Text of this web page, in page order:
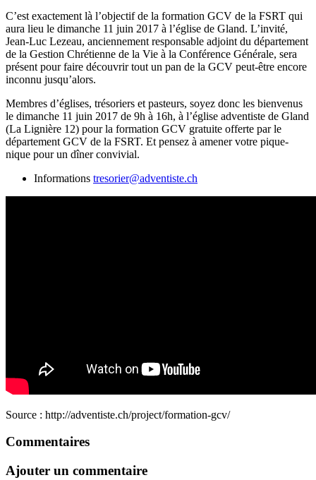
C’est exactement là l’objectif de la formation GCV de la FSRT qui
aura lieu le dimanche 11 juin 2017 à l’église de Gland. L’invité,
Jean-Luc Lezeau, anciennement responsable adjoint du département
de la Gestion Chrétienne de la Vie à la Conférence Générale, sera
présent pour faire découvrir tout un pan de la GCV peut-être encore
inconnu jusqu’alors.
Membres d’églises, trésoriers et pasteurs, soyez donc les bienvenus
le dimanche 11 juin 2017 de 9h à 16h, à l’église adventiste de Gland
(La Lignière 12) pour la formation GCV gratuite offerte par le
département GCV de la FSRT. Et pensez à amener votre pique-
nique pour un dîner convivial.
Informations tresorier@adventiste.ch
Source : http://adventiste.ch/project/formation-gcv/
Commentaires
Ajouter un commentaire